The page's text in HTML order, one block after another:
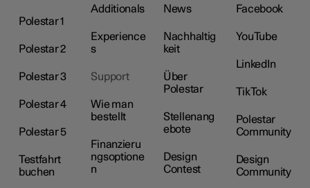
Polestar 1
Polestar 2
Polestar 3
Polestar 4
Polestar 5
Testfahrt
buchen
Additionals
Experience
s
Support
Wie man
bestellt
Finanzieru
ngsoptione
n
News
Nachhaltig
keit
Über
Polestar
Stellenang
ebote
Design
Contest
Facebook
YouTube
LinkedIn
TikTok
Polestar
Community
Design
Community